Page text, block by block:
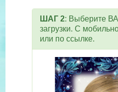
ШАГ 2: Выберите
загрузки. С
или по ссылке.